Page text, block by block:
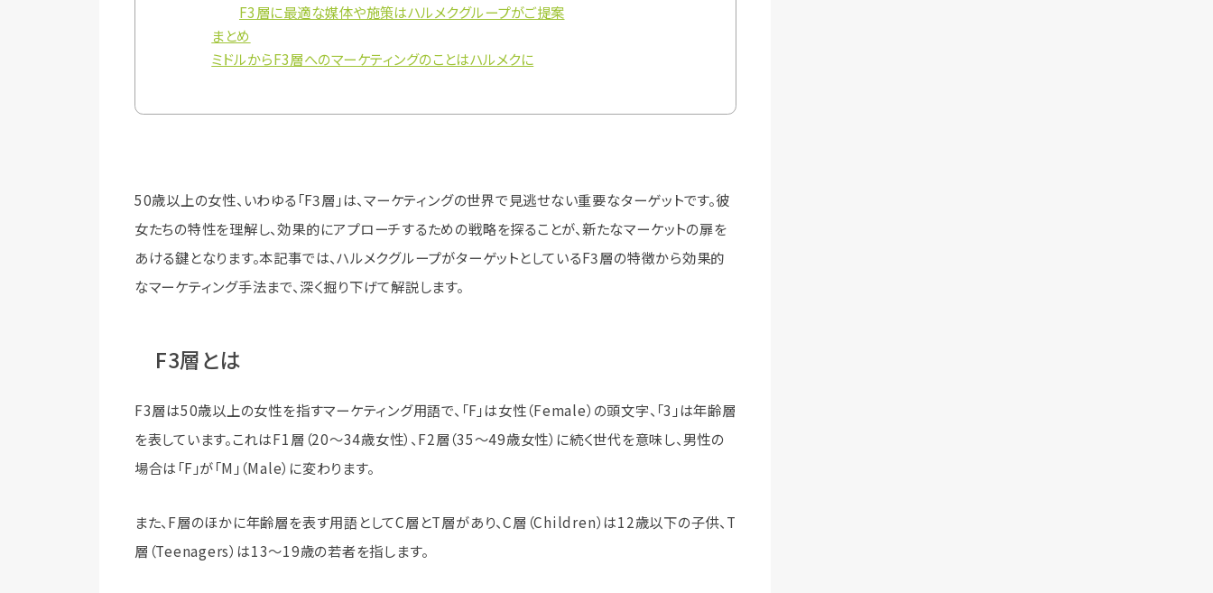
F3層に最適な媒体や施策はハルメクグループがご提案
まとめ
ミドルからF3層へのマーケティングのことはハルメクに
50歳以上の女性、いわゆる「F3層」は、マーケティングの世界で見逃せない重要なターゲットです。彼
女たちの特性を理解し、効果的にアプローチするための戦略を探ることが、新たなマーケットの扉を
あける鍵となります。本記事では、ハルメクグループがターゲットとしているF3層の特徴から効果的
なマーケティング手法まで、深く掘り下げて解説します。
F3層とは
F3層は50歳以上の女性を指すマーケティング用語で、「F」は女性（Female）の頭文字、「3」は年齢層
を表しています。これはF1層（20～34歳女性）、F2層（35～49歳女性）に続く世代を意味し、男性の
場合は「F」が「M」（Male）に変わります。
また、F層のほかに年齢層を表す用語としてC層とT層があり、C層（Children）は12歳以下の子供、T
層（Teenagers）は13～19歳の若者を指します。